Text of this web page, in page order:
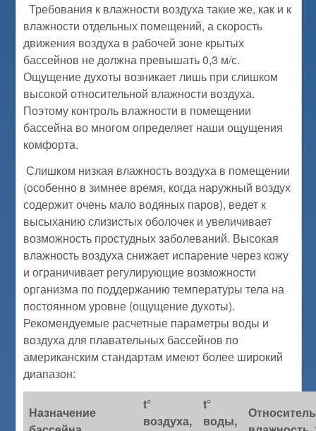
Требования к влажности воздуха такие же, как и к
влажности отдельных помещений, а скорость
движения воздуха в рабочей зоне крытых
бассейнов не должна превышать 0,3 м/с.
Ощущение духоты возникает лишь при слишком
высокой относительной влажности воздуха.
Поэтому контроль влажности в помещении
бассейна во многом определяет наши ощущения
комфорта.
Слишком низкая влажность воздуха в помещении
(особенно в зимнее время, когда наружный воздух
содержит очень мало водяных паров), ведет к
высыханию слизистых оболочек и увеличивает
возможность простудных заболеваний. Высокая
влажность воздуха снижает испарение через кожу
и ограничивает регулирующие возможности
организма по поддержанию температуры тела на
постоянном уровне (ощущение духоты).
Рекомендуемые расчетные параметры воды и
воздуха для плавательных бассейнов по
американским стандартам имеют более широкий
диапазон:
Назначение
t°
воздуха,
t°
воды,